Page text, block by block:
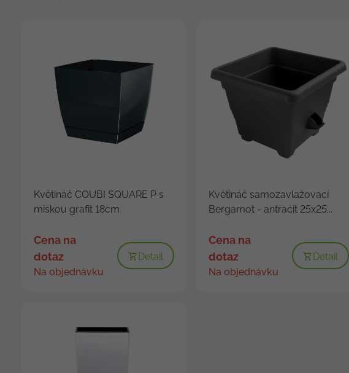
Květináč COUBI SQUARE P s
miskou grafit 18cm
Cena na
dotaz
Na objednávku
Detail
Květináč samozavlažovací
Bergamot - antracit 25x25...
Cena na
dotaz
Na objednávku
Detail